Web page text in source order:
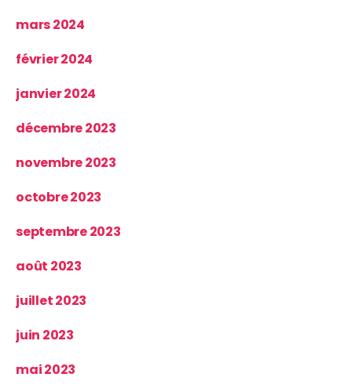
mars 2024
février 2024
janvier 2024
décembre 2023
novembre 2023
octobre 2023
septembre 2023
août 2023
juillet 2023
juin 2023
mai 2023